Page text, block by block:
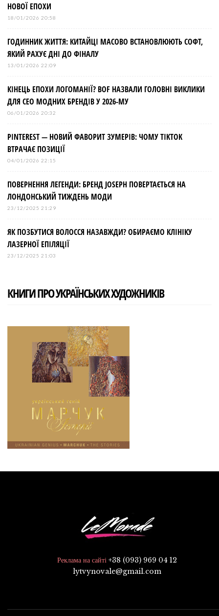
НОВОЇ ЕПОХИ
18/01/2026 20:58
ГОДИННИК ЖИТТЯ: КИТАЙЦІ МАСОВО ВСТАНОВЛЮЮТЬ СОФТ,
ЯКИЙ РАХУЄ ДНІ ДО ФІНАЛУ
13/01/2026 22:09
КІНЕЦЬ ЕПОХИ ЛОГОМАНІЇ? BOF НАЗВАЛИ ГОЛОВНІ ВИКЛИКИ
ДЛЯ СЕО МОДНИХ БРЕНДІВ У 2026-МУ
06/01/2026 20:32
PINTEREST — НОВИЙ ФАВОРИТ ЗУМЕРІВ: ЧОМУ TIKTOK
ВТРАЧАЄ ПОЗИЦІЇ
04/01/2026 22:15
ПОВЕРНЕННЯ ЛЕГЕНДИ: БРЕНД JOSEPH ПОВЕРТАЄТЬСЯ НА
ЛОНДОНСЬКИЙ ТИЖДЕНЬ МОДИ
23/12/2025 21:29
ЯК ПОЗБУТИСЯ ВОЛОССЯ НАЗАВЖДИ? ОБИРАЄМО КЛІНІКУ
ЛАЗЕРНОЇ ЕПІЛЯЦІЇ
23/12/2025 21:03
КНИГИ ПРО УКРАЇНСЬКИХ ХУДОЖНИКІВ
Реклама на сайті +38 (093) 969 04 12
lytvynovale@gmail.com